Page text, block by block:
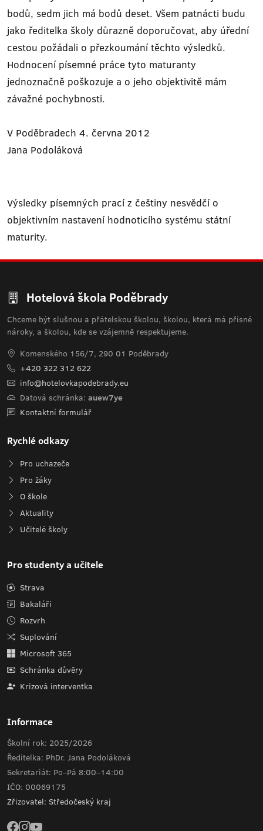
bodů, sedm jich má bodů deset. Všem patnácti budu
jako ředitelka školy důrazně doporučovat, aby úřední
cestou požádali o přezkoumání těchto výsledků.
Hodnocení písemné práce tyto maturanty
jednoznačně poškozuje a o jeho objektivitě mám
závažné pochybnosti.
V Poděbradech 4. června 2012
Jana Podoláková
Výsledky písemných prací z češtiny nesvědčí o
objektivním nastavení hodnoticího systému státní
maturity.
Hotelová škola Poděbrady
Chceme být slušnou a přátelskou školou, školou, která má přísné
nároky, a školou, kde se vzájemně respektujeme.
Komenského 156/7, 290 01 Poděbrady
+420 322 312 622
info@hotelovkapodebrady.eu
Datová schránka: auew7ye
Kontaktní formulář
Rychlé odkazy
Pro uchazeče
Pro žáky
O škole
Aktuality
Učitelé školy
Pro studenty a učitele
Strava
Bakaláři
Rozvrh
Suplování
Microsoft 365
Schránka důvěry
Krizová interventka
Informace
Školní rok: 2025/2026
Ředitelka: PhDr. Jana Podoláková
Sekretariát: Po–Pá 8:00–14:00
IČO: 00069175
Zřizovatel: Středočeský kraj